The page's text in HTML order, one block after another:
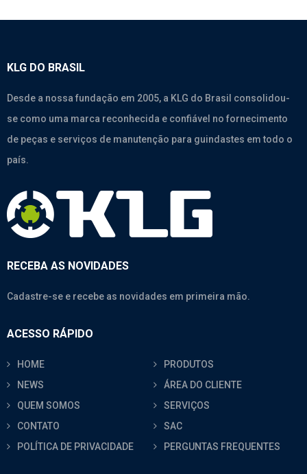
KLG DO BRASIL
Desde a nossa fundação em 2005, a KLG do Brasil consolidou-
se como uma marca reconhecida e confiável no fornecimento
de peças e serviços de manutenção para guindastes em todo o
país.
RECEBA AS NOVIDADES
Cadastre-se e recebe as novidades em primeira mão.
ACESSO RÁPIDO
HOME
PRODUTOS
NEWS
ÁREA DO CLIENTE
QUEM SOMOS
SERVIÇOS
CONTATO
SAC
POLÍTICA DE PRIVACIDADE
PERGUNTAS FREQUENTES